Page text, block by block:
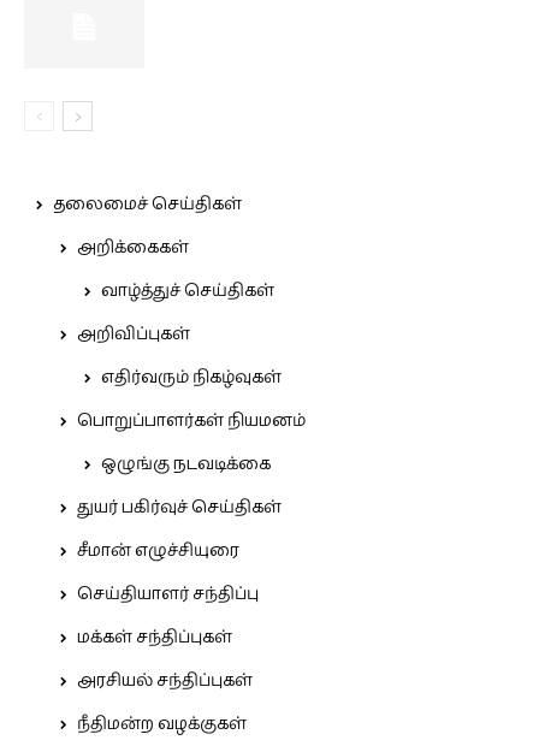
தலைமைச் செய்திகள்
அறிக்கைகள்
வாழ்த்துச் செய்திகள்
அறிவிப்புகள்
எதிர்வரும் நிகழ்வுகள்
பொறுப்பாளர்கள் நியமனம்
ஒழுங்கு நடவடிக்கை
துயர் பகிர்வுச் செய்திகள்
சீமான் எழுச்சியுரை
செய்தியாளர் சந்திப்பு
மக்கள் சந்திப்புகள்
அரசியல் சந்திப்புகள்
நீதிமன்ற வழக்குகள்